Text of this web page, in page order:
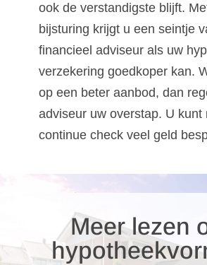
ook de verstandigste blijft.
bijsturing krijgt u een seintje
financieel adviseur als uw
verzekering goedkoper kan.
op een beter aanbod, dan
adviseur uw overstap. U kunt
continue check veel geld
Meer lezen